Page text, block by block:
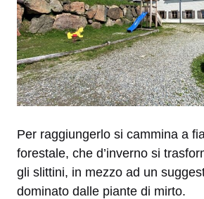
Per raggiungerlo si cammina a
forestale, che d’inverno si
gli slittini, in mezzo ad un
dominato dalle piante di mirto.